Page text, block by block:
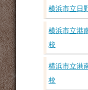
横浜市立日
横浜市立港
校
横浜市立港
校